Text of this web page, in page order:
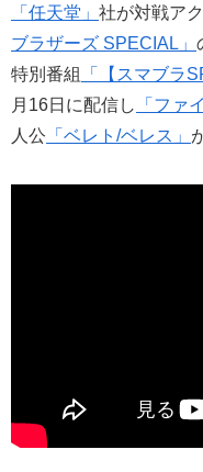
「任天堂」 社が対戦ア
ブラザーズ SPECIAL」
特別番組
「【スマブラ
月16日に配信し
「ファ
人公 「ベレト/ベレス」